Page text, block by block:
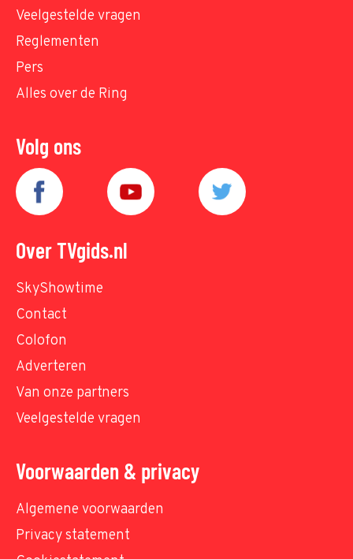
Veelgestelde vragen
Reglementen
Pers
Alles over de Ring
Volg ons
Over TVgids.nl
SkyShowtime
Contact
Colofon
Adverteren
Van onze partners
Veelgestelde vragen
Voorwaarden & privacy
Algemene voorwaarden
Privacy statement